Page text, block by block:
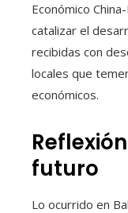
Económico
catalizar el
recibidas con
locales que
económicos.
futuro
Lo ocurrido en